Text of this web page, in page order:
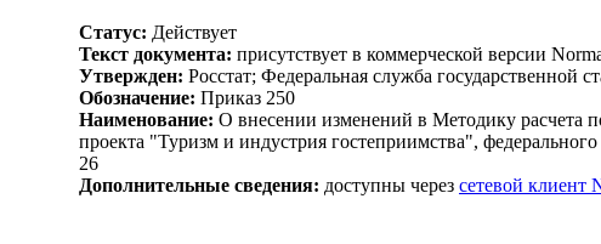
Статус: Действует
Текст документа: присутствует в коммерческой версии
Утвержден: Росстат; Федеральная служба государственной
Обозначение: Приказ 250
Наименование: О внесении изменений в Методику расчета
проекта "Туризм и индустрия гостеприимства",
26
Дополнительные сведения: доступны через сетевой клиент